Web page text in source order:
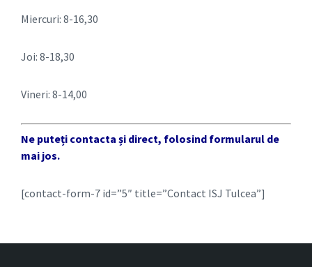
Miercuri: 8-16,30
Joi: 8-18,30
Vineri: 8-14,00
Ne puteți contacta și direct, folosind formularul de
mai jos.
[contact-form-7 id=”5″ title=”Contact ISJ Tulcea”]